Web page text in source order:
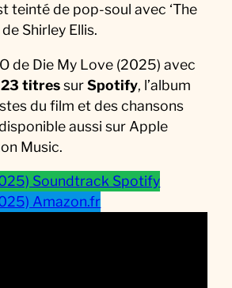
teinté de pop-soul avec ‘The
Shirley Ellis.
de Die My Love (2025) avec
titressurSpotify, l’album
du film et des chansons
aussi sur Apple
Music.
Soundtrack Spotify
Amazon.fr